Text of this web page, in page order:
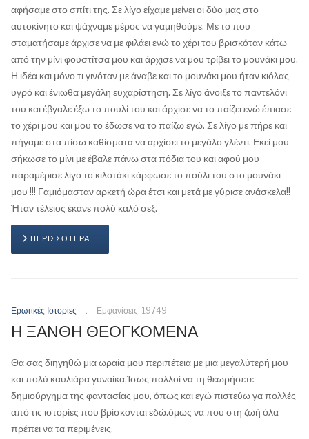
αφήσαμε στο σπίτι της. Σε λίγο είχαμε μείνει οι δύο μας στο
αυτοκίνητο και ψάχναμε μέρος να γαμηθούμε. Με το που
σταματήσαμε άρχισε να με φιλάει ενώ το χέρι του βρισκόταν κάτω
από την μίνι φουστίτσα μου και άρχισε να μου τρίβει το μουνάκι μου.
Η ιδέα και μόνο τι γινόταν με άναβε και το μουνάκι μου ήταν κιόλας
υγρό και ένιωθα μεγάλη ευχαρίστηση. Σε λίγο άνοιξε το παντελόνι
του και έβγαλε έξω το πουλί του και άρχισε να το παίζει ενώ έπιασε
το χέρι μου και μου το έδωσε να το παίζω εγώ. Σε λίγο με πήρε και
πήγαμε στα πίσω καθίσματα να αρχίσει το μεγάλο γλέντι. Εκεί μου
σήκωσε το μίνι με έβαλε πάνω στα πόδια του και αφού μου
παραμέρισε λίγο το κιλοτάκι κάρφωσε το πούλι του στο μουνάκι
μου !!! Γαμιόμασταν αρκετή ώρα έτσι και μετά με γύρισε ανάσκελα!!
Ήταν τέλειος έκανε πολύ καλό σεξ.
ΠΕΡΙΣΣΌΤΕΡΑ …
Ερωτικές Ιστορίες Εμφανίσεις: 19749
Η ΞΑΝΘΗ ΘΕΟΓΚΟΜΕΝΑ
Θα σας διηγηθώ μια ωραία μου περιπέτεια με μια μεγαλύτερή μου
και πολύ καυλιάρα γυναίκα.Ίσως πολλοί να τη θεωρήσετε
δημιούργημα της φαντασίας μου, όπως και εγώ πιστεύω γα πολλές
από τις ιστορίες που βρίσκονται εδώ.όμως να που στη ζωή όλα
πρέπει να τα περιμένεις.